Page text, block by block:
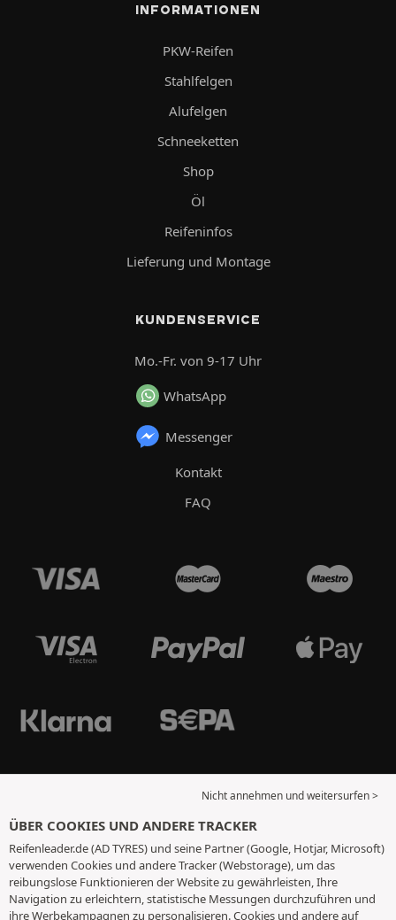
INFORMATIONEN
PKW-Reifen
Stahlfelgen
Alufelgen
Schneeketten
Shop
Öl
Reifeninfos
Lieferung und Montage
KUNDENSERVICE
Mo.-Fr. von 9-17 Uhr
WhatsApp
Messenger
Kontakt
FAQ
Nicht annehmen und weitersurfen >
ÜBER COOKIES UND ANDERE TRACKER
Reifenleader.de (AD TYRES) und seine Partner (Google, Hotjar, Microsoft)
verwenden Cookies und andere Tracker (Webstorage), um das
reibungslose Funktionieren der Website zu gewährleisten, Ihre
Navigation zu erleichtern, statistische Messungen durchzuführen und
ihre Werbekampagnen zu personalisieren. Cookies und andere auf